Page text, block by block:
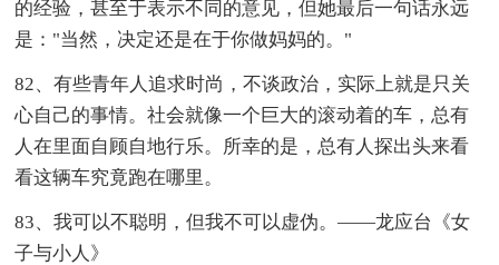
的经验，甚至于表示不同的意见，但她最后一句话永远
是："当然，决定还是在于你做妈妈的。"
82、有些青年人追求时尚，不谈政治，实际上就是只关
心自己的事情。社会就像一个巨大的滚动着的车，总有
人在里面自顾自地行乐。所幸的是，总有人探出头来看
看这辆车究竟跑在哪里。
83、我可以不聪明，但我不可以虚伪。——龙应台《女
子与小人》